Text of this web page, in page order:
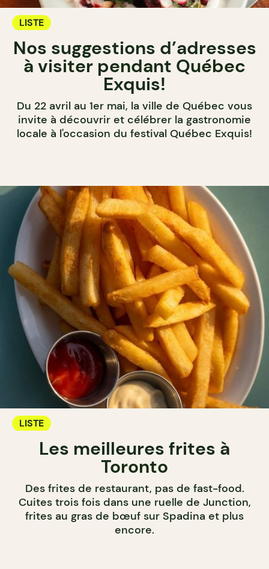
LISTE
Nos suggestions d’adresses
à visiter pendant Québec
Exquis!
Du 22 avril au 1er mai, la ville de Québec vous
invite à découvrir et célébrer la gastronomie
locale à l'occasion du festival Québec Exquis!
LISTE
Les meilleures frites à
Toronto
Des frites de restaurant, pas de fast-food.
Cuites trois fois dans une ruelle de Junction,
frites au gras de bœuf sur Spadina et plus
encore.